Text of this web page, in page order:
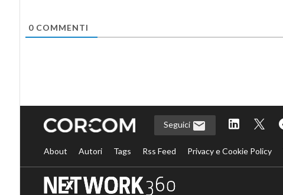
0COMMENTI
Seguici
About Autori Tags Rss Feed Privacy e Cookie Policy